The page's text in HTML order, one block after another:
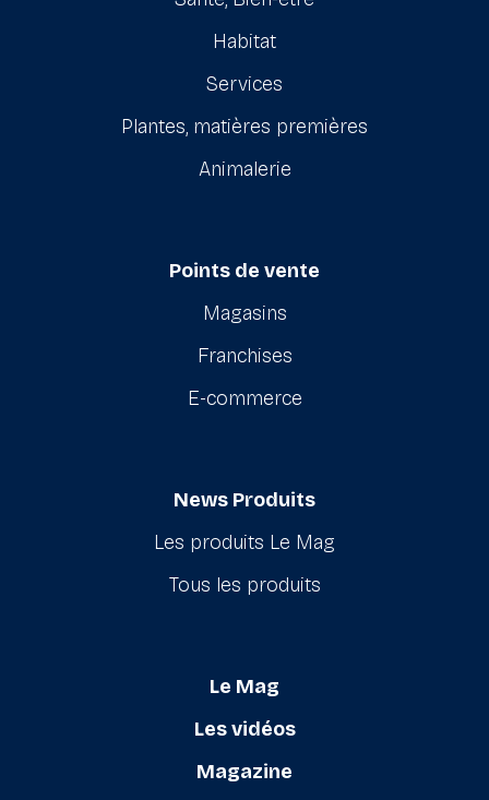
Habitat
Services
Plantes, matières premières
Animalerie
Points de vente
Magasins
Franchises
E-commerce
News Produits
Les produits Le Mag
Tous les produits
Le Mag
Les vidéos
Magazine